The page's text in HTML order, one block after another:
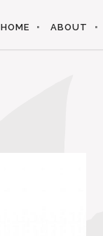
HOME ABOUT